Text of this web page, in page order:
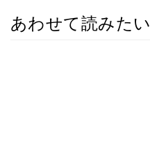
あわせて読みたい